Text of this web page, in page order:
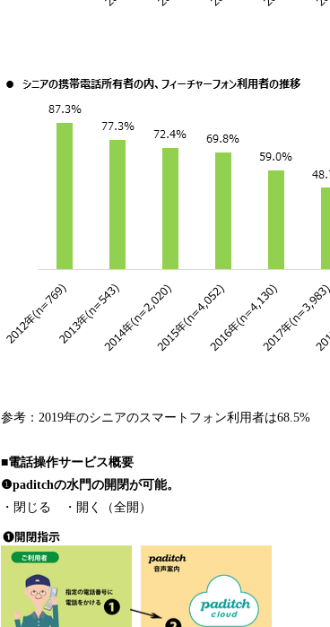
参考：2019年のシニアのスマートフォン利用者は68.5%
■電話操作サービス概要
❶paditchの水門の開閉が可能。
・閉じる ・開く（全開）